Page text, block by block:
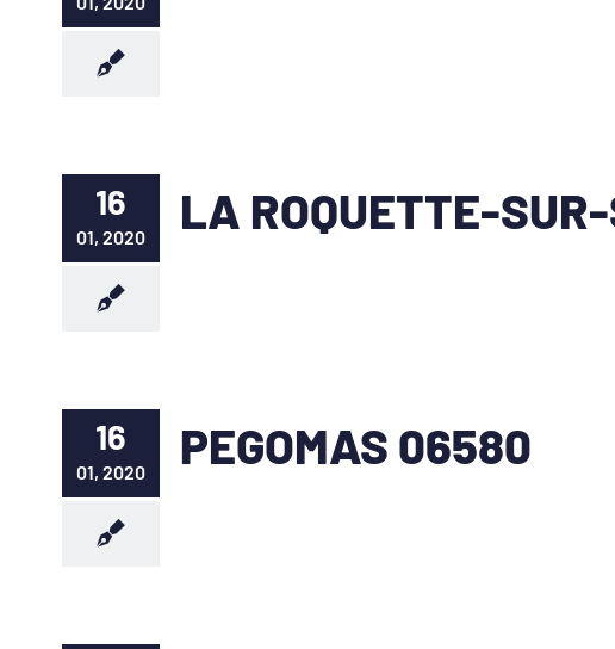
16
01, 2020 LA ROQUETTE-
16
01, 2020 PEGOMAS 06580